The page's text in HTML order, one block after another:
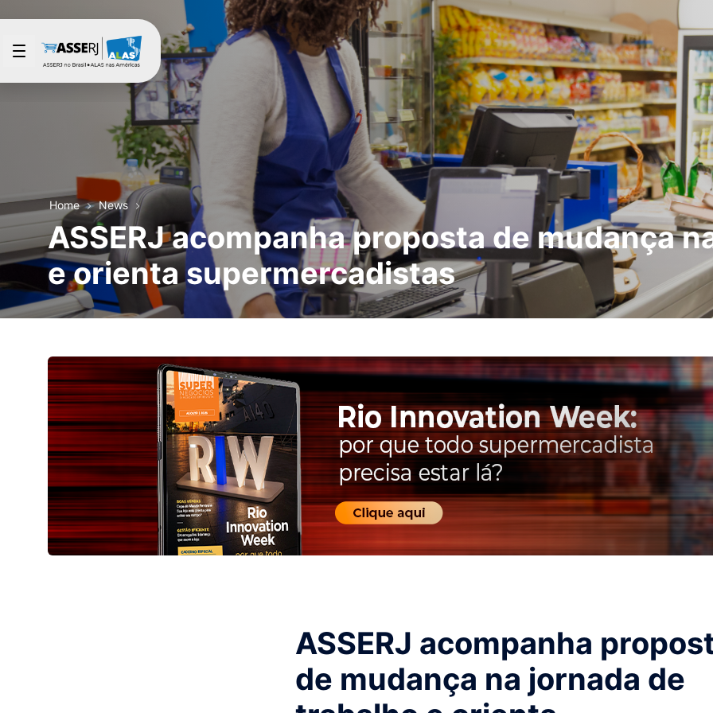
Skip to Main Content
Home News
ASSERJ acompanha proposta de mudança
e orienta supermercadistas
ASSERJ acompanha
de mudança na jornada de